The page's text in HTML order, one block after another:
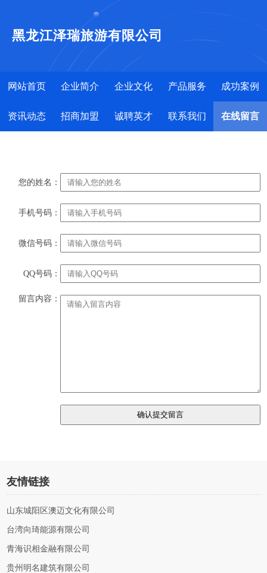
黑龙江泽瑞旅游有限公司
网站首页 企业简介 企业文化 产品服务 成功案例
资讯动态 招商加盟 诚聘英才 联系我们 在线留言
您的姓名：
手机号码：
微信号码：
QQ号码：
留言内容：
友情链接
山东城阳区澳迈文化有限公司
台湾向琦能源有限公司
青海识相金融有限公司
贵州明名建筑有限公司